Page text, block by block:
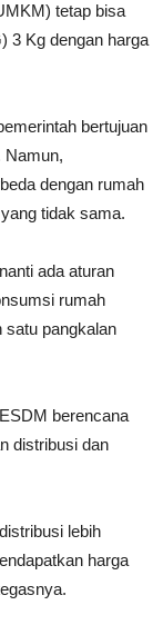
tetap bisa
3 Kg dengan harga
bertujuan
Namun,
dengan rumah
tidak sama.
ada aturan
rumah
satu pangkalan
berencana
distribusi dan
lebih
harga